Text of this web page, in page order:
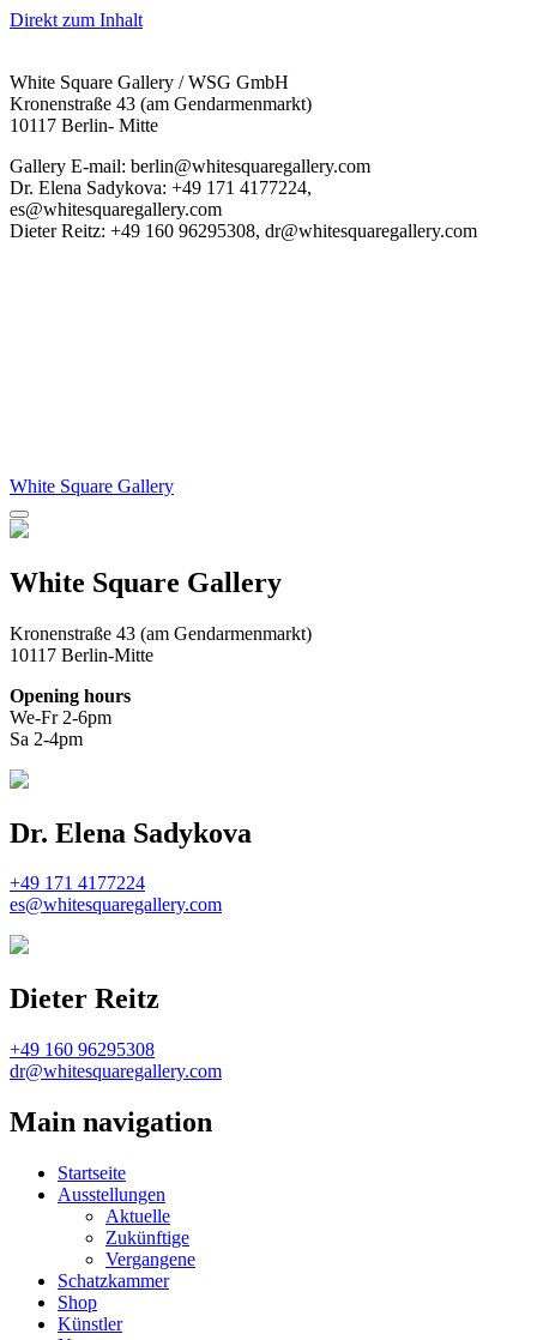
Direkt zum Inhalt
White Square Gallery / WSG GmbH
Kronenstraße 43 (am Gendarmenmarkt)
10117 Berlin- Mitte
Gallery E-mail: berlin@whitesquaregallery.com
Dr. Elena Sadykova: +49 171 4177224,
es@whitesquaregallery.com
Dieter Reitz: +49 160 96295308, dr@whitesquaregallery.com
White Square Gallery
White Square Gallery
Kronenstraße 43 (am Gendarmenmarkt)
10117 Berlin-Mitte
Opening hours
We-Fr 2-6pm
Sa 2-4pm
Dr. Elena Sadykova
+49 171 4177224
es@whitesquaregallery.com
Dieter Reitz
+49 160 96295308
dr@whitesquaregallery.com
Main navigation
Startseite
Ausstellungen
Aktuelle
Zukünftige
Vergangene
Schatzkammer
Shop
Künstler